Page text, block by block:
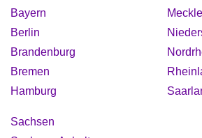
Bayern
Berlin
Brandenburg
Bremen
Hamburg
Sachsen